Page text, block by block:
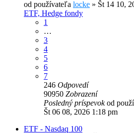
od používateľa locke » Št 14 10,
ETF, Hedge fondy
1
…
3
4
5
6
7
246 Odpovedí
90950 Zobrazení
Posledný príspevokod
Št 06 08, 2026 1:18 pm
ETF - Nasdaq 100